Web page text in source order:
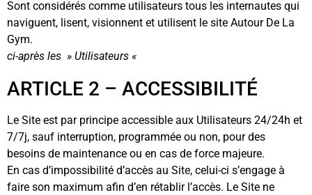
Sont considérés comme utilisateurs tous les internautes qui
naviguent, lisent, visionnent et utilisent le site Autour De La
Gym.
ci-après les » Utilisateurs «
ARTICLE 2 – ACCESSIBILITÉ
Le Site est par principe accessible aux Utilisateurs 24/24h et
7/7j, sauf interruption, programmée ou non, pour des
besoins de maintenance ou en cas de force majeure.
En cas d’impossibilité d’accès au Site, celui-ci s’engage à
faire son maximum afin d’en rétablir l’accès. Le Site ne